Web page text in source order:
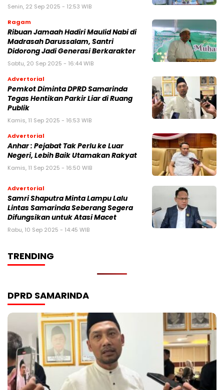
Senin, 22 Sep 2025 - 12:53 WIB
Ragam
Ribuan Jamaah Hadiri Maulid Nabi di
Madrasah Darussalam, Santri
Didorong Jadi Generasi Berkarakter
Sabtu, 20 Sep 2025 - 16:44 WIB
Advertorial
Pemkot Diminta DPRD Samarinda
Tegas Hentikan Parkir Liar di Ruang
Publik
Kamis, 11 Sep 2025 - 16:53 WIB
Advertorial
Anhar : Pejabat Tak Perlu ke Luar
Negeri, Lebih Baik Utamakan Rakyat
Kamis, 11 Sep 2025 - 16:50 WIB
Advertorial
Samri Shaputra Minta Lampu Lalu
Lintas Samarinda Seberang Segera
Difungsikan untuk Atasi Macet
Rabu, 10 Sep 2025 - 14:45 WIB
TRENDING
DPRD SAMARINDA